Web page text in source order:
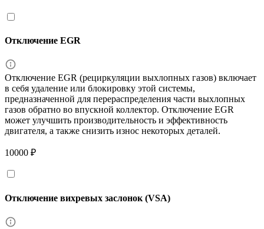
Отключение EGR
Отключение EGR (рециркуляции выхлопных газов) включает
в себя удаление или блокировку этой системы,
предназначенной для перераспределения части выхлопных
газов обратно во впускной коллектор. Отключение EGR
может улучшить производительность и эффективность
двигателя, а также снизить износ некоторых деталей.
10000 ₽
Отключение вихревых заслонок (VSA)